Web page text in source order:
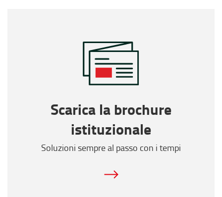
Scarica la brochure
istituzionale
Soluzioni sempre al passo con i tempi